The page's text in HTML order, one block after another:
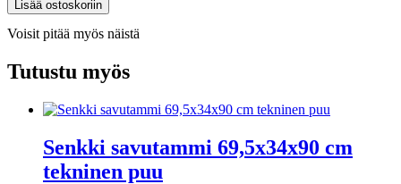
Sonoma
60x30x75
tekninen
puu
Lisää ostoskoriin
Voisit pitää myös näistä
Tutustu myös
Senkki savutammi 69,5x34x90 cm
tekninen puu